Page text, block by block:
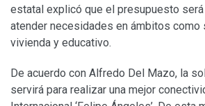
estatal explicó que el presupuesto
atender necesidades en ámbitos como
vivienda y educativo.
De acuerdo con Alfredo Del Mazo, la
servirá para realizar una mejor